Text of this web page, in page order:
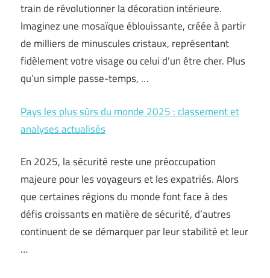
train de révolutionner la décoration intérieure.
Imaginez une mosaïque éblouissante, créée à partir
de milliers de minuscules cristaux, représentant
fidèlement votre visage ou celui d’un être cher. Plus
qu’un simple passe-temps, …
Pays les plus sûrs du monde 2025 : classement et
analyses actualisés
En 2025, la sécurité reste une préoccupation
majeure pour les voyageurs et les expatriés. Alors
que certaines régions du monde font face à des
défis croissants en matière de sécurité, d’autres
continuent de se démarquer par leur stabilité et leur
…